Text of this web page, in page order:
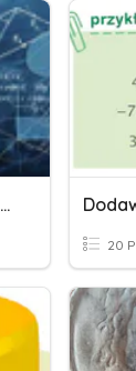
Dodawanie I Odejmowanie
20 P